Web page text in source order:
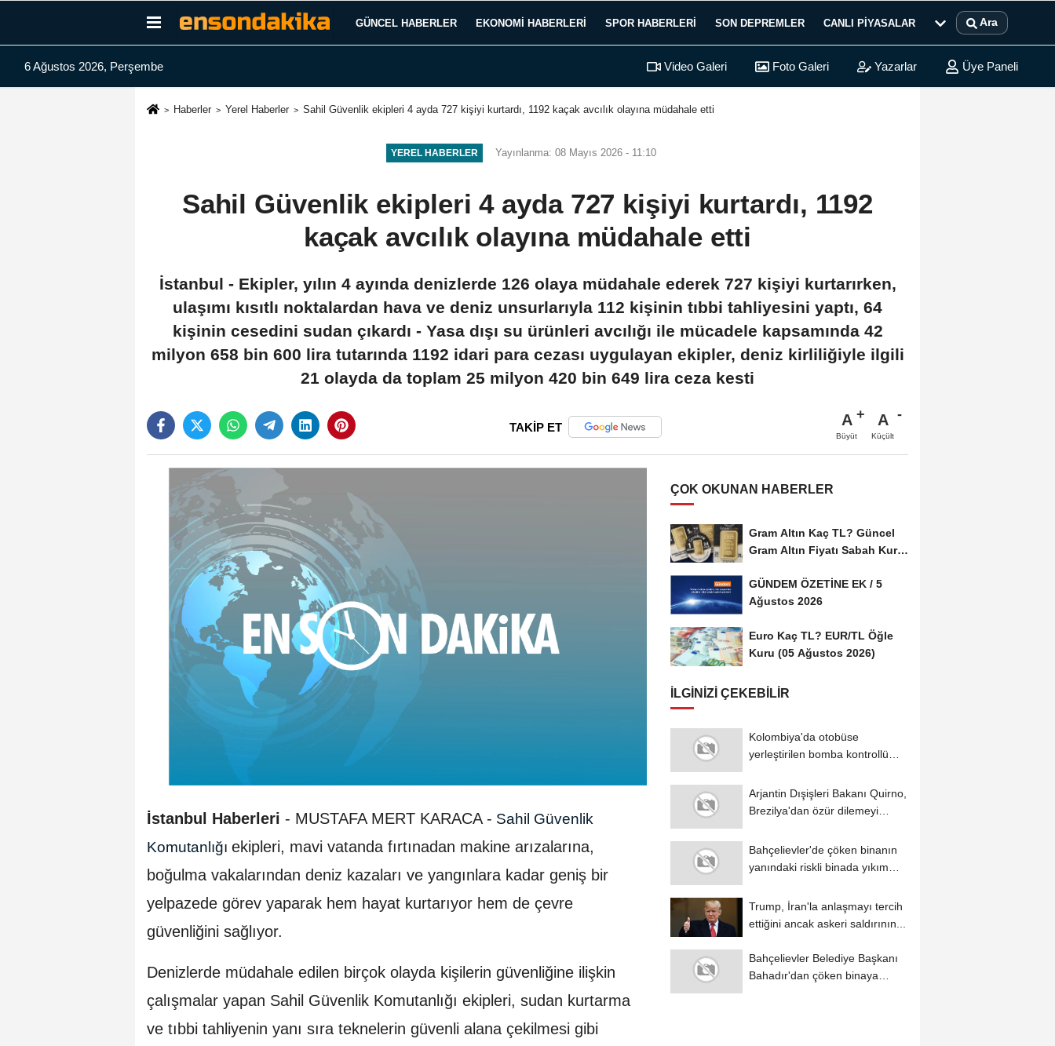
GÜNCEL HABERLER EKONOMI HABERLERI SPOR HABERLERI SON DEPREMLER CANLI PIYASALAR Ara
6 Ağustos 2026, Perşembe Video Galeri Foto Galeri Yazarlar Üye Paneli
Haberler Yerel Haberler Sahil Güvenlik ekipleri 4 ayda 727 kişiyi kurtardı, 1192 kaçak avcılık olayına müdahale etti
YEREL HABERLER Yayınlanma: 08 Mayıs 2026 - 11:10
Sahil Güvenlik ekipleri 4 ayda 727 kişiyi kurtardı, 1192
kaçak avcılık olayına müdahale etti
İstanbul - Ekipler, yılın 4 ayında denizlerde 126 olaya müdahale ederek 727 kişiyi kurtarırken,
ulaşımı kısıtlı noktalardan hava ve deniz unsurlarıyla 112 kişinin tıbbi tahliyesini yaptı, 64
kişinin cesedini sudan çıkardı - Yasa dışı su ürünleri avcılığı ile mücadele kapsamında 42
milyon 658 bin 600 lira tutarında 1192 idari para cezası uygulayan ekipler, deniz kirliliğiyle ilgili
21 olayda da toplam 25 milyon 420 bin 649 lira ceza kesti
TAKİP ET A
Büyüt
A
Küçült
İstanbul Haberleri - MUSTAFA MERT KARACA - Sahil Güvenlik
Komutanlığı ekipleri, mavi vatanda fırtınadan makine arızalarına,
boğulma vakalarından deniz kazaları ve yangınlara kadar geniş bir
yelpazede görev yaparak hem hayat kurtarıyor hem de çevre
güvenliğini sağlıyor.
Denizlerde müdahale edilen birçok olayda kişilerin güvenliğine ilişkin
çalışmalar yapan Sahil Güvenlik Komutanlığı ekipleri, sudan kurtarma
ve tıbbi tahliyenin yanı sıra teknelerin güvenli alana çekilmesi gibi
ÇOK OKUNAN HABERLER
Gram Altın Kaç TL? Güncel
Gram Altın Fiyatı Sabah Kuru
GÜNDEM ÖZETİNE EK / 5
Ağustos 2026
Euro Kaç TL? EUR/TL Öğle
Kuru (05 Ağustos 2026)
İLGINIZI ÇEKEBILIR
Kolombiya'da otobüse
yerleştirilen bomba kontrollü
Arjantin Dışişleri Bakanı Quirno,
Brezilya'dan özür dilemeyi
Bahçelievler'de çöken binanın
yanındaki riskli binada yıkım
Trump, İran'la anlaşmayı tercih
ettiğini ancak askeri saldırının...
Bahçelievler Belediye Başkanı
Bahadır'dan çöken binaya